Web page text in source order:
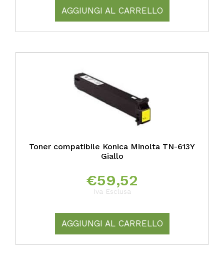
AGGIUNGI AL CARRELLO
Toner compatibile Konica Minolta TN-613Y
Giallo
€59,52
Iva Esclusa
AGGIUNGI AL CARRELLO